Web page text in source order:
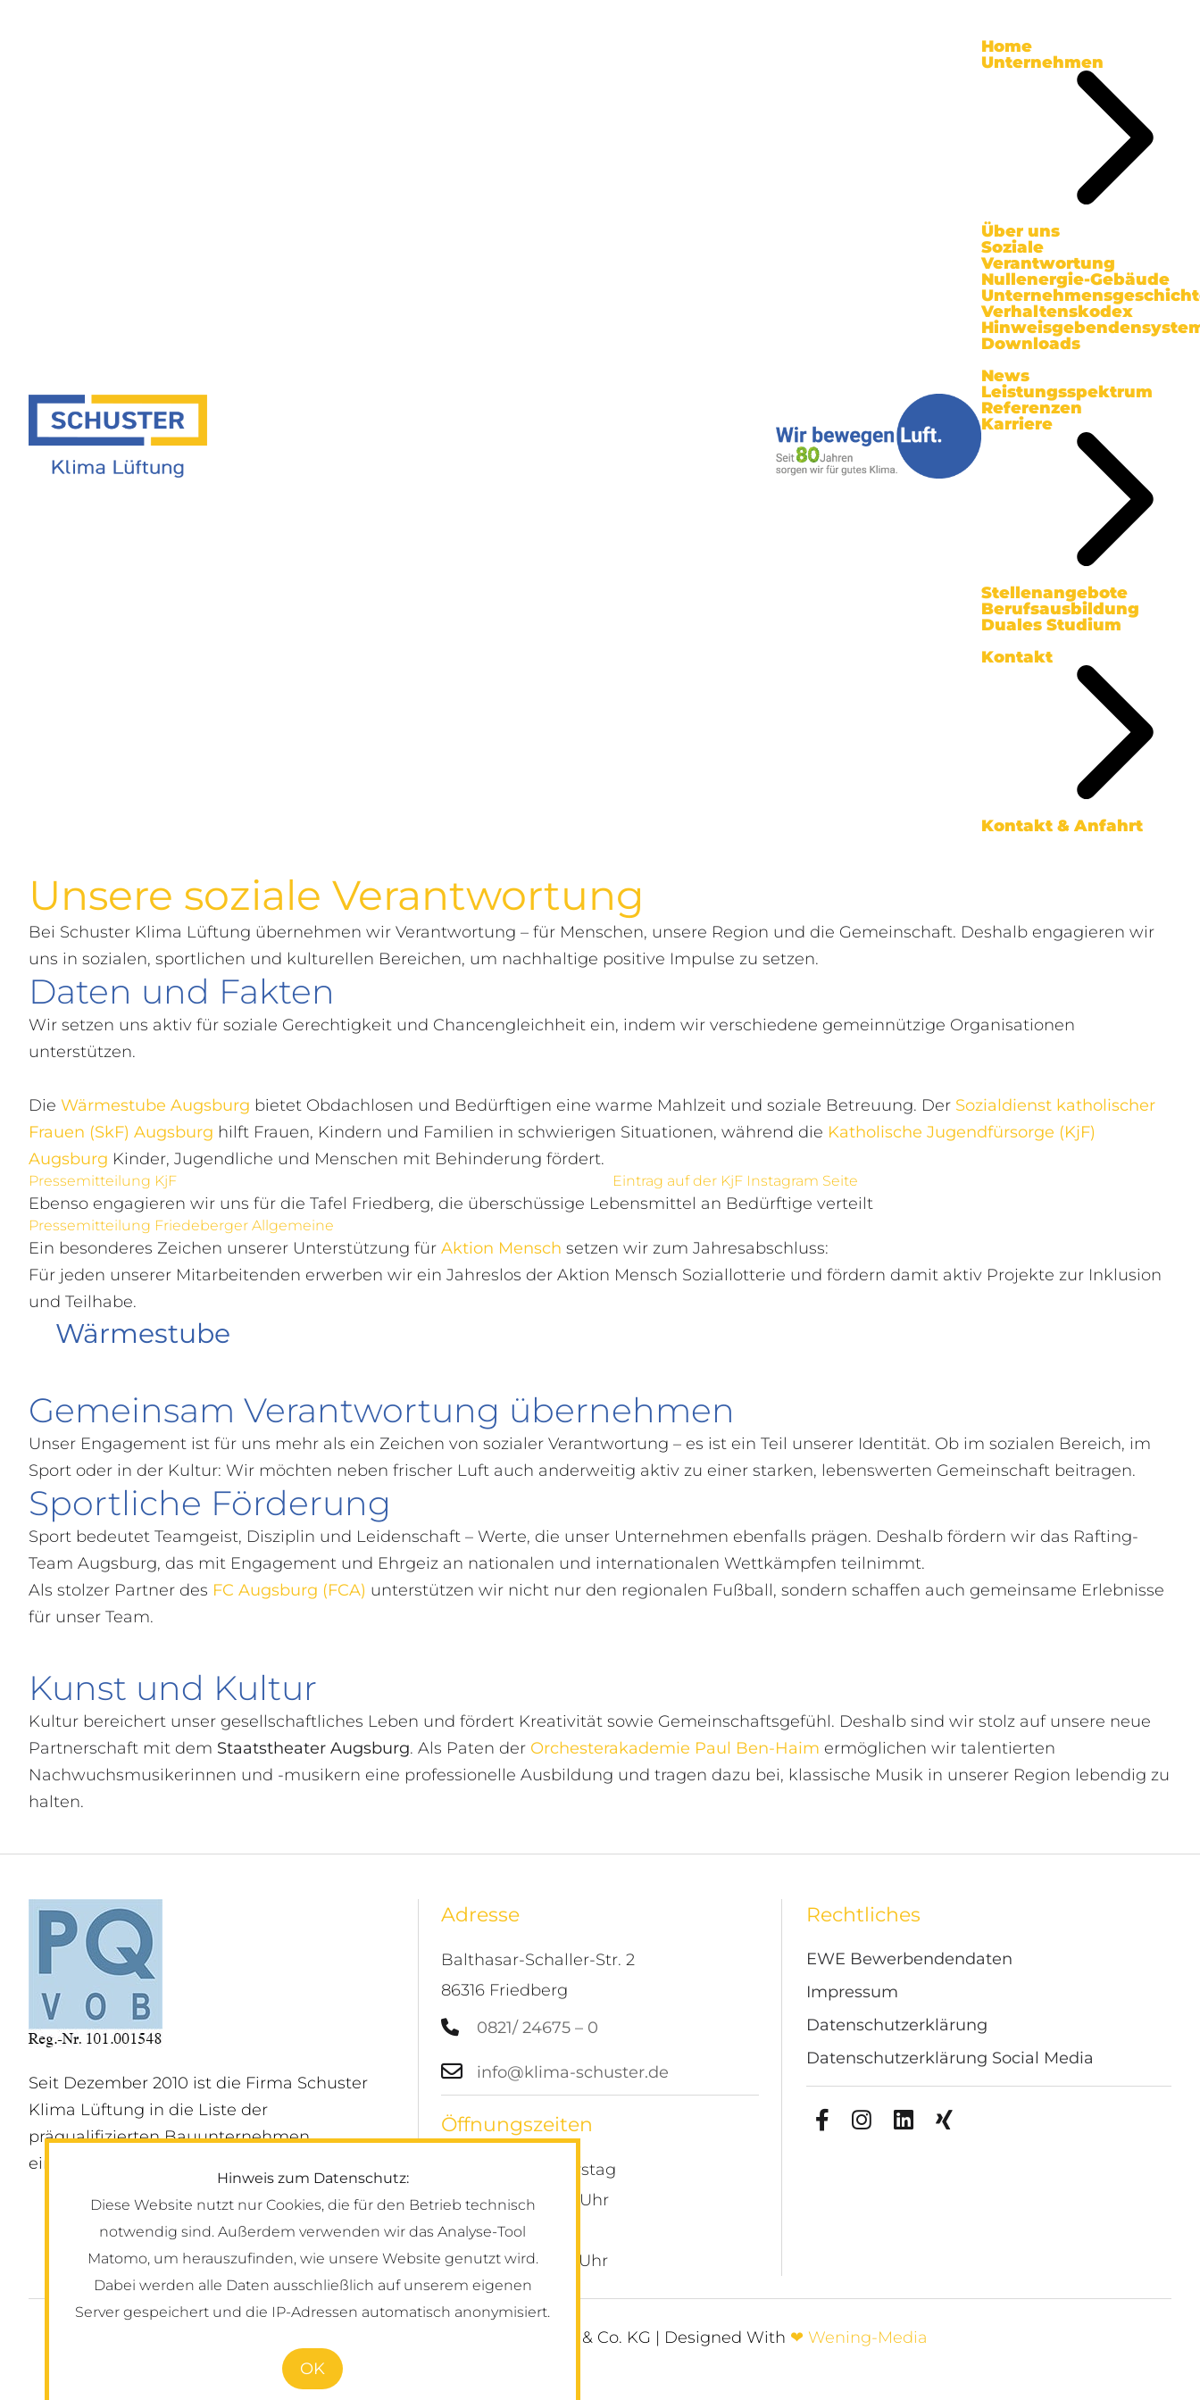
Home
Unternehmen
Über uns
Soziale
Verantwortung
Nullenergie-Gebäude
Verhaltenskodex
Downloads
News
Leistungsspektrum
Referenzen
Karriere
Stellenangebote
Berufsausbildung
Duales Studium
Kontakt
Kontakt & Anfahrt
Hinweis zum Datenschutz:
Diese Website nutzt nur Cookies, die für den Betrieb technisch
notwendig sind. Außerdem verwenden wir das Analyse-Tool
Matomo, um herauszufinden, wie unsere Website genutzt wird.
Dabei werden alle Daten ausschließlich auf unserem eigenen
Server gespeichert und die IP-Adressen automatisch anonymisiert.
OK
Unsere soziale Verantwortung
Bei Schuster Klima Lüftung übernehmen wir Verantwortung – für Menschen, unsere Region und die Gemeinschaft. Deshalb engagieren wir
uns in sozialen, sportlichen und kulturellen Bereichen, um nachhaltige positive Impulse zu setzen.
Daten und Fakten
Wir setzen uns aktiv für soziale Gerechtigkeit und Chancengleichheit ein, indem wir verschiedene gemeinnützige Organisationen
unterstützen.
Die Wärmestube Augsburg bietet Obdachlosen und Bedürftigen eine warme Mahlzeit und soziale Betreuung. Der Sozialdienst katholischer
Frauen (SkF) Augsburg hilft Frauen, Kindern und Familien in schwierigen Situationen, während die Katholische Jugendfürsorge (KjF)
Augsburg Kinder, Jugendliche und Menschen mit Behinderung fördert.
Pressemitteilung KjF Eintrag auf der KjF Instagram Seite
Ebenso engagieren wir uns für die Tafel Friedberg, die überschüssige Lebensmittel an Bedürftige verteilt
Pressemitteilung Friedeberger Allgemeine
Ein besonderes Zeichen unserer Unterstützung für Aktion Mensch setzen wir zum Jahresabschluss:
Für jeden unserer Mitarbeitenden erwerben wir ein Jahreslos der Aktion Mensch Soziallotterie und fördern damit aktiv Projekte zur Inklusion
und Teilhabe.
Wärmestube
Gemeinsam Verantwortung übernehmen
Unser Engagement ist für uns mehr als ein Zeichen von sozialer Verantwortung – es ist ein Teil unserer Identität. Ob im sozialen Bereich, im
Sport oder in der Kultur: Wir möchten neben frischer Luft auch anderweitig aktiv zu einer starken, lebenswerten Gemeinschaft beitragen.
Sportliche Förderung
Sport bedeutet Teamgeist, Disziplin und Leidenschaft – Werte, die unser Unternehmen ebenfalls prägen. Deshalb fördern wir das Rafting-
Team Augsburg, das mit Engagement und Ehrgeiz an nationalen und internationalen Wettkämpfen teilnimmt.
Als stolzer Partner des FC Augsburg (FCA) unterstützen wir nicht nur den regionalen Fußball, sondern schaffen auch gemeinsame Erlebnisse
für unser Team.
Kunst und Kultur
Kultur bereichert unser gesellschaftliches Leben und fördert Kreativität sowie Gemeinschaftsgefühl. Deshalb sind wir stolz auf unsere neue
Partnerschaft mit dem Staatstheater Augsburg. Als Paten der Orchesterakademie Paul Ben-Haim ermöglichen wir talentierten
Nachwuchsmusikerinnen und -musikern eine professionelle Ausbildung und tragen dazu bei, klassische Musik in unserer Region lebendig zu
halten.
Seit Dezember 2010 ist die Firma Schuster
Klima Lüftung in die Liste der
präqualifizierten Bauunternehmen
eingetragen.
Adresse
Balthasar-Schaller-Str. 2
86316 Friedberg
0821/ 24675 – 0
info@klima-schuster.de
Öffnungszeiten
Montag – Donnerstag
07:00 Uhr – 16:30 Uhr
Freitag
07:00 Uhr – 13:30 Uhr
Rechtliches
EWE Bewerbendendaten
Impressum
Datenschutzerklärung
Datenschutzerklärung Social Media
©2026 Schuster Klima Lüftung GmbH & Co. KG | Designed With ❤ Wening-Media